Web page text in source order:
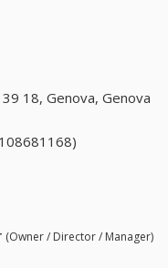
18, Genova, Genova
(Owner / Director / Manager)